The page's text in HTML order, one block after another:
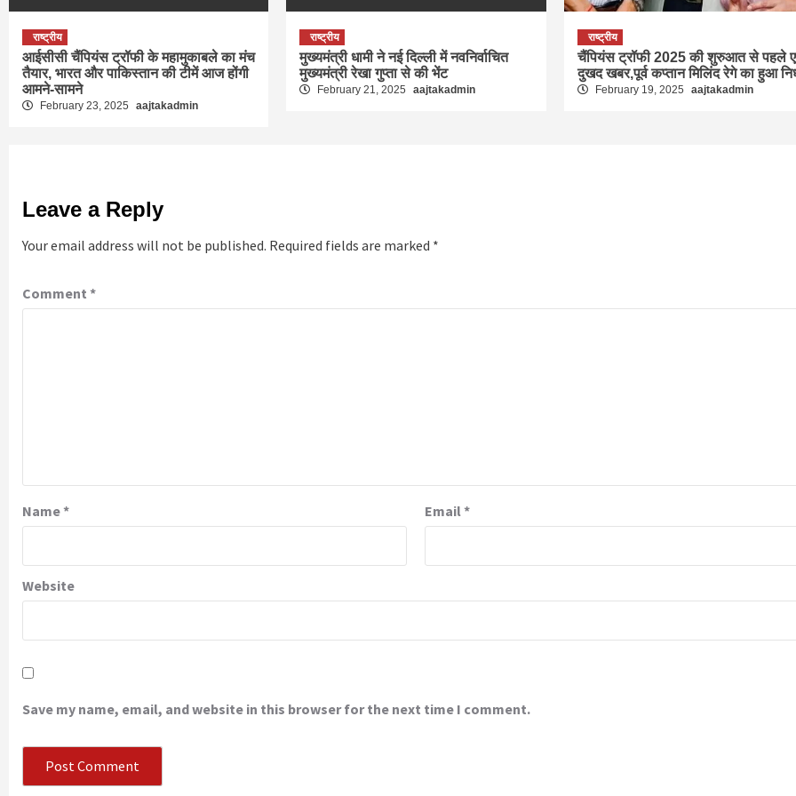
राष्ट्रीय
आईसीसी चैंपियंस ट्रॉफी के महामुकाबले का मंच
तैयार, भारत और पाकिस्तान की टीमें आज होंगी
आमने-सामने
February 23, 2025 aajtakadmin
राष्ट्रीय
मुख्यमंत्री धामी ने नई दिल्ली में नवनिर्वाचित
मुख्यमंत्री रेखा गुप्ता से की भेंट
February 21, 2025 aajtakadmin
राष्ट्रीय
चैंपियंस ट्रॉफी 2025 की शुरुआत से पहले
दुखद खबर,पूर्व कप्तान मिलिंद रेगे का हुआ
February 19, 2025 aajtakadmin
Leave a Reply
Your email address will not be published. Required fields are marked *
Comment *
Name* Email*
Website
Save my name, email, and website in this browser for the next time I comment.